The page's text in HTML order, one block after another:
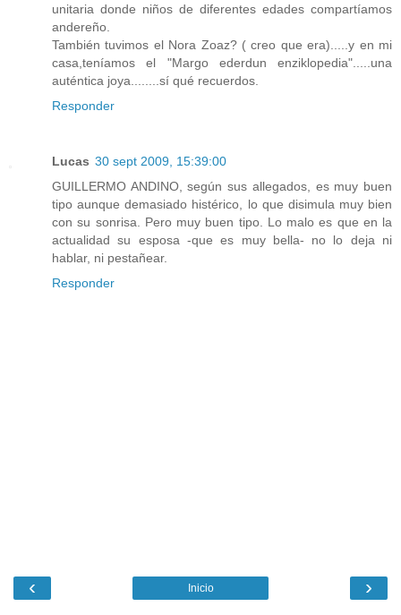
unitaria donde niños de diferentes edades compartíamos
andereño.
También tuvimos el Nora Zoaz? ( creo que era).....y en mi
casa,teníamos el "Margo ederdun enziklopedia".....una
auténtica joya........sí qué recuerdos.
Responder
Lucas 30 sept 2009, 15:39:00
GUILLERMO ANDINO, según sus allegados, es muy buen
tipo aunque demasiado histérico, lo que disimula muy bien
con su sonrisa. Pero muy buen tipo. Lo malo es que en la
actualidad su esposa -que es muy bella- no lo deja ni
hablar, ni pestañear.
Responder
‹ ›
Inicio